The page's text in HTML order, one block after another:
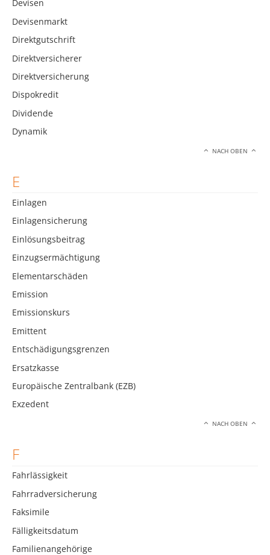
Devisen
Devisenmarkt
Direktgutschrift
Direktversicherer
Direktversicherung
Dispokredit
Dividende
Dynamik
NACH OBEN
E
Einlagen
Einlagensicherung
Einlösungsbeitrag
Einzugsermächtigung
Elementarschäden
Emission
Emissionskurs
Emittent
Entschädigungsgrenzen
Ersatzkasse
Europäische Zentralbank (EZB)
Exzedent
NACH OBEN
F
Fahrlässigkeit
Fahrradversicherung
Faksimile
Fälligkeitsdatum
Familienangehörige